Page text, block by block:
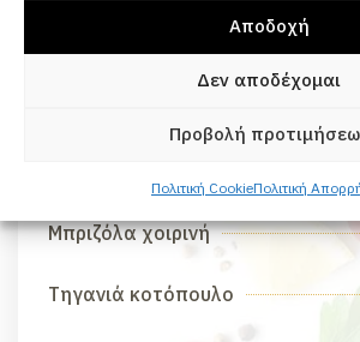
Αποδοχή
Δεν αποδέχομαι
Προβολή
Πολιτική CookieΠολιτική
Σουβλάκι κοτόπουλο
Μπριζόλα χοιρινή
Τηγανιά κοτόπουλο